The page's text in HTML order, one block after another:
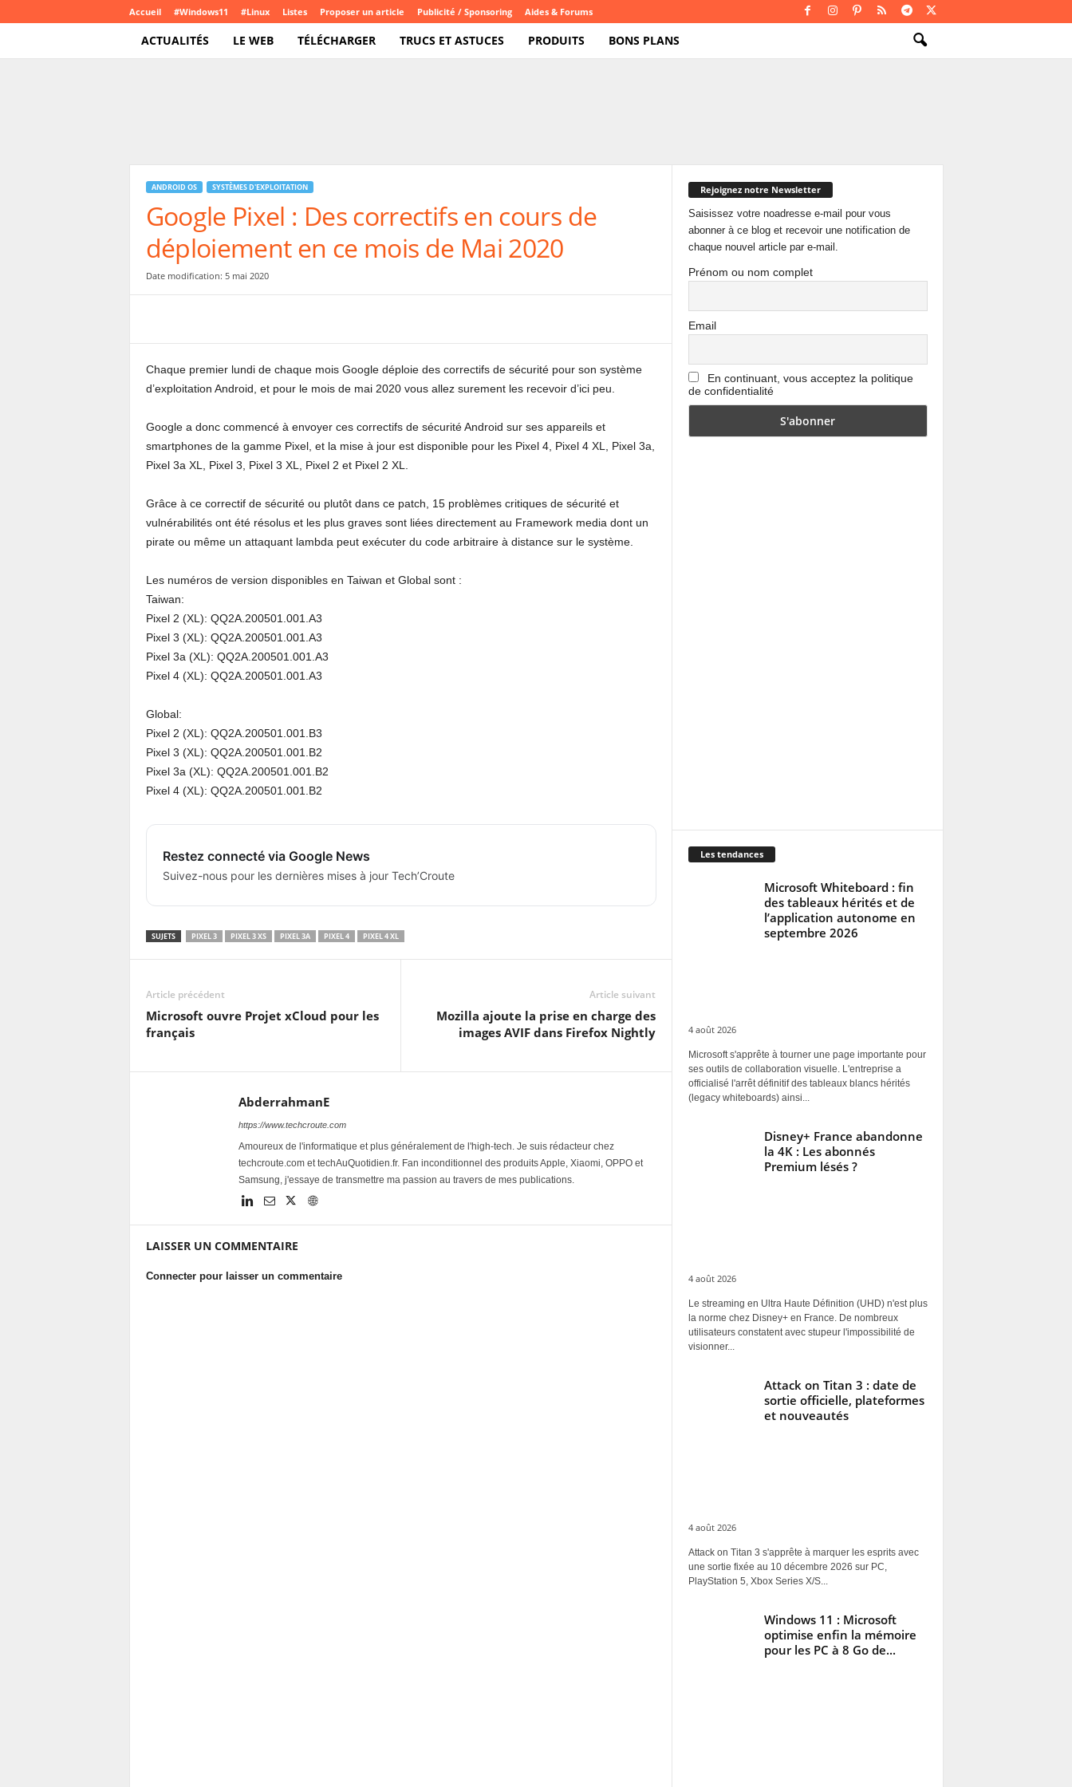
Accueil #Windows11 #Linux Listes Proposer un article Publicité / Sponsoring Aides & Forums
ACTUALITÉS LE WEB TÉLÉCHARGER TRUCS ET ASTUCES PRODUITS BONS PLANS
ANDROID OS SYSTÈMES D'EXPLOITATION
Google Pixel : Des correctifs en cours de
déploiement en ce mois de Mai 2020
Date modification: 5 mai 2020
Chaque premier lundi de chaque mois Google déploie des correctifs de sécurité pour son système
d’exploitation Android, et pour le mois de mai 2020 vous allez surement les recevoir d’ici peu.
Google a donc commencé à envoyer ces correctifs de sécurité Android sur ses appareils et
smartphones de la gamme Pixel, et la mise à jour est disponible pour les Pixel 4, Pixel 4 XL, Pixel 3a,
Pixel 3a XL, Pixel 3, Pixel 3 XL, Pixel 2 et Pixel 2 XL.
Grâce à ce correctif de sécurité ou plutôt dans ce patch, 15 problèmes critiques de sécurité et
vulnérabilités ont été résolus et les plus graves sont liées directement au Framework media dont un
pirate ou même un attaquant lambda peut exécuter du code arbitraire à distance sur le système.
Les numéros de version disponibles en Taiwan et Global sont :
Taiwan:
Pixel 2 (XL): QQ2A.200501.001.A3
Pixel 3 (XL): QQ2A.200501.001.A3
Pixel 3a (XL): QQ2A.200501.001.A3
Pixel 4 (XL): QQ2A.200501.001.A3
Global:
Pixel 2 (XL): QQ2A.200501.001.B3
Pixel 3 (XL): QQ2A.200501.001.B2
Pixel 3a (XL): QQ2A.200501.001.B2
Pixel 4 (XL): QQ2A.200501.001.B2
Restez connecté via Google News
Suivez-nous pour les dernières mises à jour Tech’Croute
SUJETS PIXEL 3 PIXEL 3 XS PIXEL 3A PIXEL 4 PIXEL 4 XL
Article précédent
Microsoft ouvre Projet xCloud pour les
français
Article suivant
Mozilla ajoute la prise en charge des
images AVIF dans Firefox Nightly
AbderrahmanE
https://www.techcroute.com
Amoureux de l'informatique et plus généralement de l'high-tech. Je suis rédacteur chez
techcroute.com et techAuQuotidien.fr. Fan inconditionnel des produits Apple, Xiaomi, OPPO et
Samsung, j'essaye de transmettre ma passion au travers de mes publications.
LAISSER UN COMMENTAIRE
Connecter pour laisser un commentaire
Rejoignez notre Newsletter
Saisissez votre noadresse e-mail pour vous
abonner à ce blog et recevoir une notification de
chaque nouvel article par e-mail.
Prénom ou nom complet
Email
En continuant, vous acceptez la politique
de confidentialité
Les tendances
Microsoft Whiteboard : fin
des tableaux hérités et de
l’application autonome en
septembre 2026
4 août 2026
Microsoft s'apprête à tourner une page importante pour
ses outils de collaboration visuelle. L'entreprise a
officialisé l'arrêt définitif des tableaux blancs hérités
(legacy whiteboards) ainsi...
Disney+ France abandonne
la 4K : Les abonnés
Premium lésés ?
4 août 2026
Le streaming en Ultra Haute Définition (UHD) n'est plus
la norme chez Disney+ en France. De nombreux
utilisateurs constatent avec stupeur l'impossibilité de
visionner...
Attack on Titan 3 : date de
sortie officielle, plateformes
et nouveautés
4 août 2026
Attack on Titan 3 s'apprête à marquer les esprits avec
une sortie fixée au 10 décembre 2026 sur PC,
PlayStation 5, Xbox Series X/S...
Windows 11 : Microsoft
optimise enfin la mémoire
pour les PC à 8 Go de...